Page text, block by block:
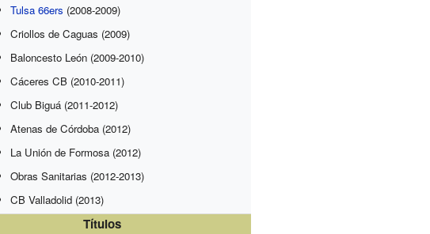
Tulsa 66ers (2008-2009)
Criollos de Caguas (2009)
Baloncesto León (2009-2010)
Cáceres CB (2010-2011)
Club Biguá (2011-2012)
Atenas de Córdoba (2012)
La Unión de Formosa (2012)
Obras Sanitarias (2012-2013)
CB Valladolid (2013)
Títulos